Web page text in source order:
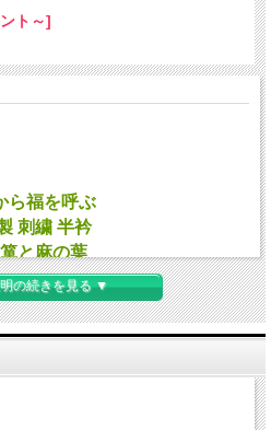
ト～]
ら福を呼ぶ
刺繍 半衿
と麻の葉
お楽しみ下さい
の続きを見る ▼